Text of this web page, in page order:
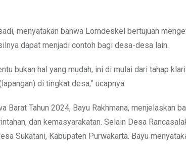
menyatakan bahwa Lomdeskel bertujuan
dapat menjadi contoh bagi desa-desa lain.
bukan hal yang mudah, ini di mulai dari tahap
di tingkat desa,” ucapnya.
Tahun 2024, Bayu Rakhmana, menjelaskan
dan kemasyarakatan. Selain Desa
Sukatani, Kabupaten Purwakarta. Bayu